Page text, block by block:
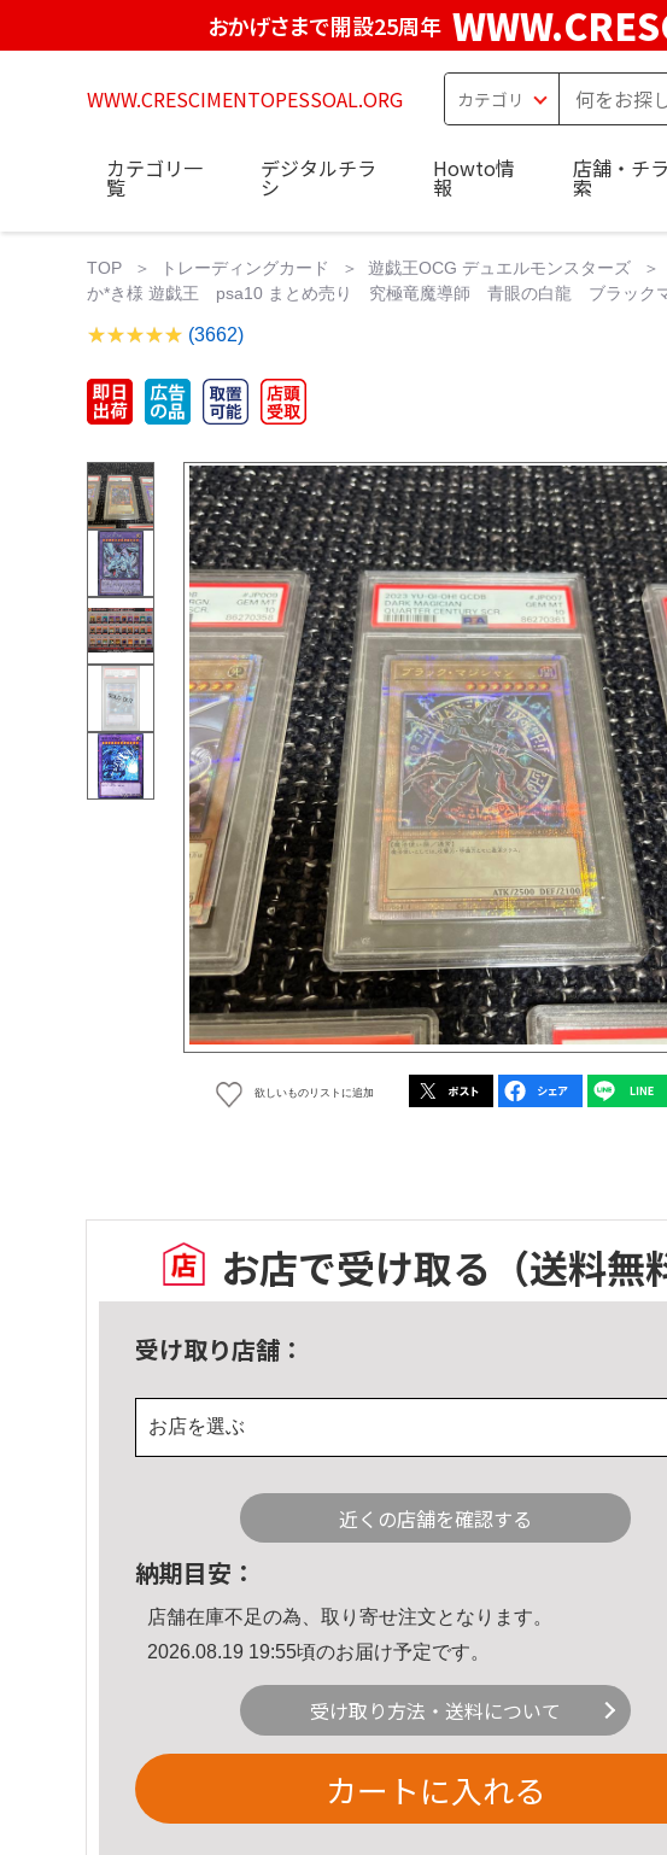
おかげさまで開設25周年
WWW.CRESCIMENTOPESSOAL.ORG
カテゴリ一
覧
デジタルチラ
シ
Howto情
報
店舗・チ
索
TOP トレーディングカード
遊戯王OCG デュエルモンスターズ
か*き様 遊戯王 psa10 まとめ売り 究極竜魔導師 青眼の白龍 ブラックマ
(3662)
欲しいものリストに追加
お店で受け取る （送料無
受け取り店舗：
お店を選ぶ
近くの店舗を確認する
納期目安：
店舗在庫不足の為、取り寄せ注文となります。
2026.08.19 19:55頃のお届け予定です。
受け取り方法・送料について
カートに入れる